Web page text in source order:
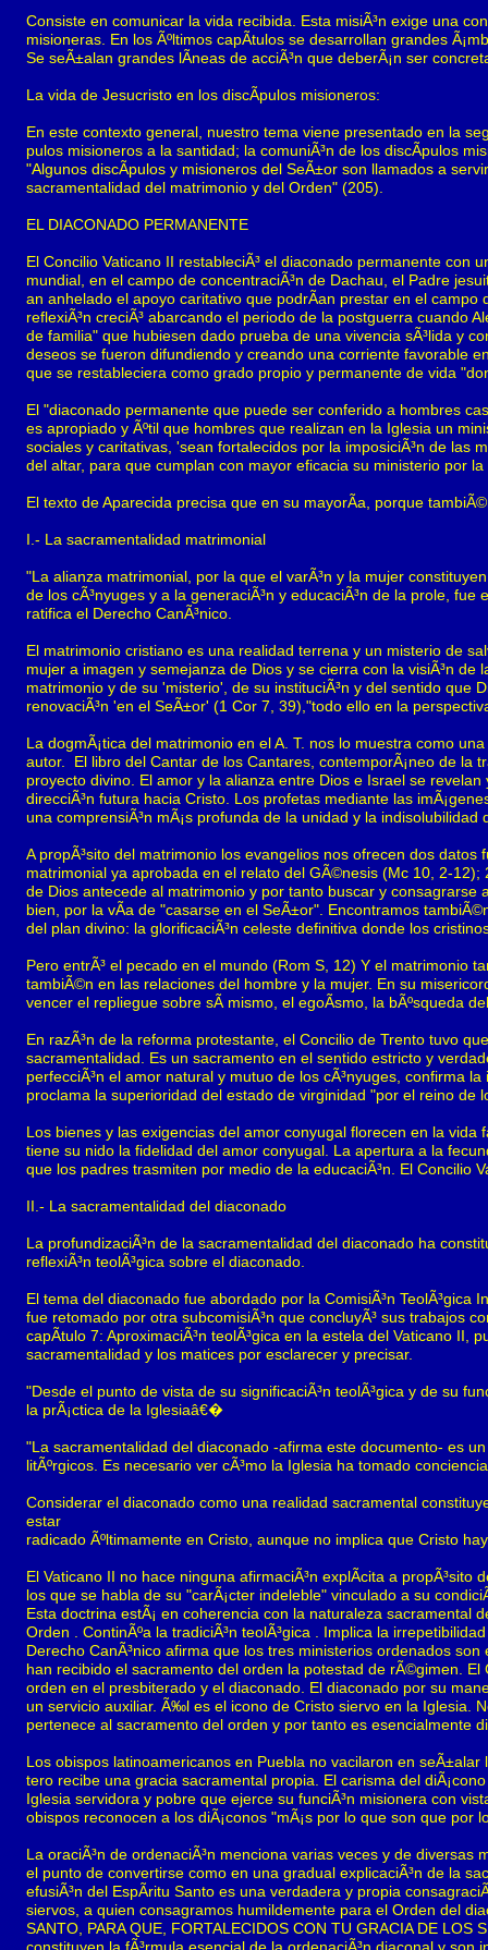
Consiste en comunicar la vida recibida. Esta misiÃ³n exige una
misioneras. En los Ãºltimos capÃ­tulos se desarrollan grandes
Se seÃ±alan grandes lÃ­neas de acciÃ³n que deberÃ¡n ser
La vida de Jesucristo en los discÃ­pulos misioneros:
En este contexto general, nuestro tema viene presentado en la
pulos misioneros a la santidad; la comuniÃ³n de los discÃ­pulos
"Algunos discÃ­pulos y misioneros del SeÃ±or son llamados a
sacramentalidad del matrimonio y del Orden" (205).
EL DIACONADO PERMANENTE
El Concilio Vaticano II restableciÃ³ el diaconado permanente
mundial, en el campo de concentraciÃ³n de Dachau, el Padre
an anhelado el apoyo caritativo que podrÃ­an prestar en el campo
reflexiÃ³n creciÃ³ abarcando el periodo de la postguerra cuando
de familia" que hubiesen dado prueba de una vivencia sÃ³lida y
deseos se fueron difundiendo y creando una corriente favorable
que se restableciera como grado propio y permanente de vida
El "diaconado permanente que puede ser conferido a hombres
es apropiado y Ãºtil que hombres que realizan en la Iglesia un
sociales y caritativas, 'sean fortalecidos por la imposiciÃ³n de las
del altar, para que cumplan con mayor eficacia su ministerio por
El texto de Aparecida precisa que en su mayorÃ­a, porque
I.- La sacramentalidad matrimonial
"La alianza matrimonial, por la que el varÃ³n y la mujer
de los cÃ³nyuges y a la generaciÃ³n y educaciÃ³n de la prole,
ratifica el Derecho CanÃ³nico.
El matrimonio cristiano es una realidad terrena y un misterio de
mujer a imagen y semejanza de Dios y se cierra con la visiÃ³n
matrimonio y de su 'misterio', de su instituciÃ³n y del sentido que
renovaciÃ³n 'en el SeÃ±or' (1 Cor 7, 39),"todo ello en la
La dogmÃ¡tica del matrimonio en el A. T. nos lo muestra como
autor. El libro del Cantar de los Cantares, contemporÃ¡neo de la
proyecto divino. El amor y la alianza entre Dios e Israel se
direcciÃ³n futura hacia Cristo. Los profetas mediante las
una comprensiÃ³n mÃ¡s profunda de la unidad y la indisolubilidad
A propÃ³sito del matrimonio los evangelios nos ofrecen dos
matrimonial ya aprobada en el relato del GÃ©nesis (Mc 10, 2-12);
de Dios antecede al matrimonio y por tanto buscar y
bien, por la vÃ­a de "casarse en el SeÃ±or". Encontramos
del plan divino: la glorificaciÃ³n celeste definitiva donde los
Pero entrÃ³ el pecado en el mundo (Rom S, 12) Y el matrimonio
tambiÃ©n en las relaciones del hombre y la mujer. En su
vencer el repliegue sobre sÃ­ mismo, el egoÃ­smo, la bÃºsqueda
En razÃ³n de la reforma protestante, el Concilio de Trento tuvo
sacramentalidad. Es un sacramento en el sentido estricto y
perfecciÃ³n el amor natural y mutuo de los cÃ³nyuges, confirma
proclama la superioridad del estado de virginidad "por el reino de
Los bienes y las exigencias del amor conyugal florecen en la
tiene su nido la fidelidad del amor conyugal. La apertura a la
que los padres trasmiten por medio de la educaciÃ³n. El Concilio
II.- La sacramentalidad del diaconado
La profundizaciÃ³n de la sacramentalidad del diaconado ha
reflexiÃ³n teolÃ³gica sobre el diaconado.
El tema del diaconado fue abordado por la ComisiÃ³n
fue retomado por otra subcomisiÃ³n que concluyÃ³ sus trabajos
capÃ­tulo 7: AproximaciÃ³n teolÃ³gica en la estela del Vaticano II,
sacramentalidad y los matices por esclarecer y precisar.
"Desde el punto de vista de su significaciÃ³n teolÃ³gica y de su
la prÃ¡ctica de la Iglesiaâ€�
"La sacramentalidad del diaconado -afirma este documento- es
litÃºrgicos. Es necesario ver cÃ³mo la Iglesia ha tomado
Considerar el diaconado como una realidad sacramental
estar
radicado Ãºltimamente en Cristo, aunque no implica que Cristo
El Vaticano II no hace ninguna afirmaciÃ³n explÃ­cita a
los que se habla de su "carÃ¡cter indeleble" vinculado a su
Esta doctrina estÃ¡ en coherencia con la naturaleza sacramental
Orden . ContinÃºa la tradiciÃ³n teolÃ³gica . Implica la
Derecho CanÃ³nico afirma que los tres ministerios ordenados
han recibido el sacramento del orden la potestad de rÃ©gimen.
orden en el presbiterado y el diaconado. El diaconado por su
un servicio auxiliar. Ã‰l es el icono de Cristo siervo en la Iglesia.
pertenece al sacramento del orden y por tanto es esencialmente
Los obispos latinoamericanos en Puebla no vacilaron en
tero recibe una gracia sacramental propia. El carisma del
Iglesia servidora y pobre que ejerce su funciÃ³n misionera con
obispos reconocen a los diÃ¡conos "mÃ¡s por lo que son que por
La oraciÃ³n de ordenaciÃ³n menciona varias veces y de
el punto de convertirse como en una gradual explicaciÃ³n de la
efusiÃ³n del EspÃ­ritu Santo es una verdadera y propia
siervos, a quien consagramos humildemente para el Orden del
SANTO, PARA QUE, FORTALECIDOS CON TU GRACIA DE